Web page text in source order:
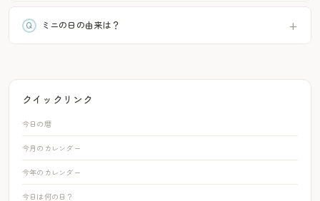
ミニの日の由来は？
クイックリンク
今日の暦
今月のカレンダー
今年のカレンダー
今日は何の日？